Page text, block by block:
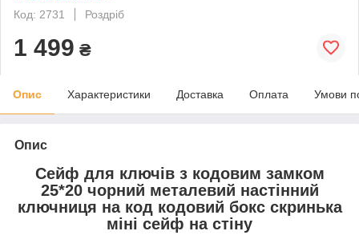
Код: 2731
Роздріб
1 499 ₴
Опис Характеристики Доставка Оплата Умови
Опис
Сейф для ключів з кодовим замком
25*20 чорний металевий настінний
ключниця на код кодовий бокс скринька
міні сейф на стіну